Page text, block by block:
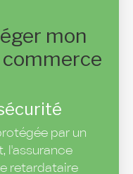
mon
par un
l'assurance
retardataire